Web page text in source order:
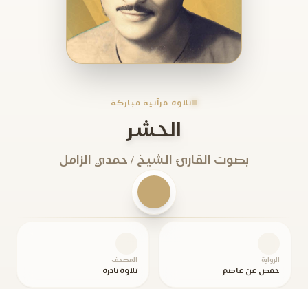
تلاوة قرآنية مباركة
الحشر
بصوت القارئ الشيخ / حمدي الزامل
الرواية
حفص عن عاصم
المصحف
تلاوة نادرة